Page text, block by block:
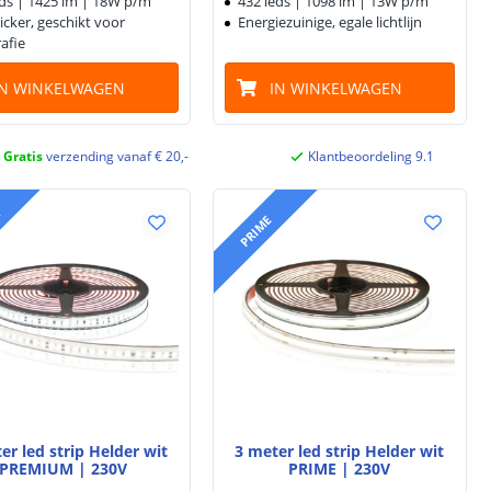
geschikt voor
WINKELWAGEN
Energiezuinige, egale lichtlijn
IN WINKELWAGEN
Gratisverzending vanaf € 20,- Klantbeoordeling 9.1
led strip Helder wit
PREMIUM | 230V
PRIME
3 meter led strip Helder wit
PRIME | 230V